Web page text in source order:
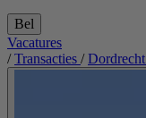
Bel
Vacatures
/ Transacties / Dordrecht